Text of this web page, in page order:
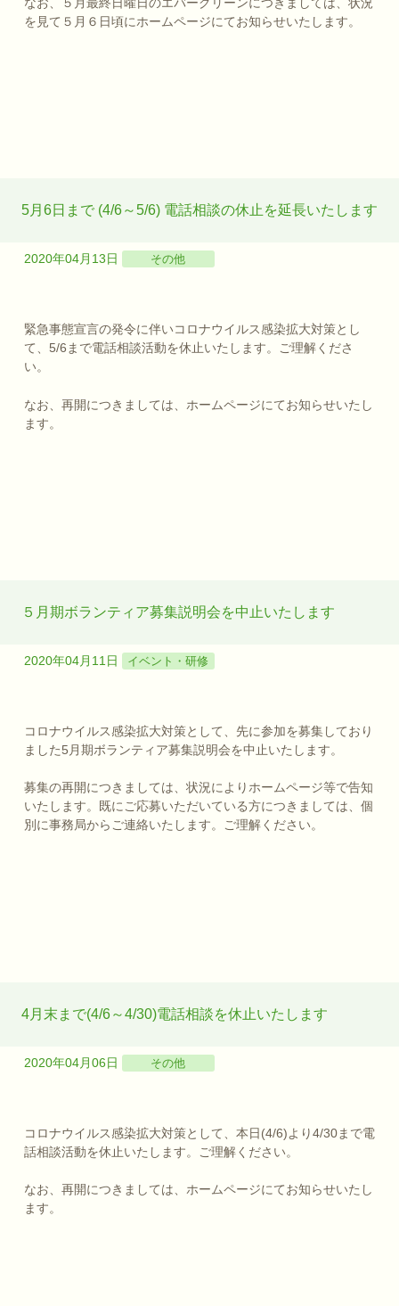
を見て５月６日頃にホームページにてお知らせいたします。
5月6日まで (4/6～5/6) 電話相談の休止を延長いたします
2020年04月13日 その他
緊急事態宣言の発令に伴いコロナウイルス感染拡大対策とし
て、5/6まで電話相談活動を休止いたします。ご理解くださ
い。
なお、再開につきましては、ホームページにてお知らせいたし
ます。
５月期ボランティア募集説明会を中止いたします
2020年04月11日 イベント・研修
コロナウイルス感染拡大対策として、先に参加を募集しており
ました5月期ボランティア募集説明会を中止いたします。
募集の再開につきましては、状況によりホームページ等で告知
いたします。既にご応募いただいている方につきましては、個
別に事務局からご連絡いたします。ご理解ください。
4月末まで(4/6～4/30)電話相談を休止いたします
2020年04月06日 その他
コロナウイルス感染拡大対策として、本日(4/6)より4/30まで電
話相談活動を休止いたします。ご理解ください。
なお、再開につきましては、ホームページにてお知らせいたし
ます。